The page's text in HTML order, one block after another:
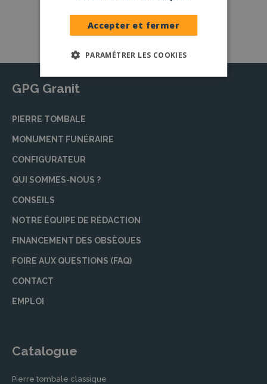
GPG Granit
PIERRE TOMBALE
MONUMENT FUNÉRAIRE
CONFIGURATEUR
QUI SOMMES-NOUS ?
CONSEILS
NOTRE ÉQUIPE DE RÉDACTION
FINANCEMENT DES OBSÈQUES
FOIRE AUX QUESTIONS (FAQ)
CONTACT
EMPLOI
Catalogue
Pierre tombale classique
Accepter et fermer
PARAMÉTRER LES COOKIES